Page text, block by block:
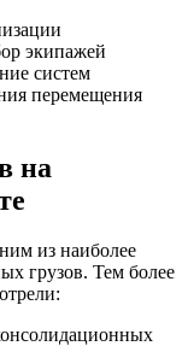
экипажей
систем
перемещения
на
из наиболее
грузов. Тем более